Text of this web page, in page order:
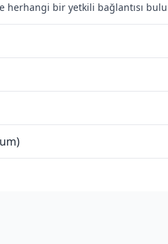
herhangi bir yetkili bağlantısı